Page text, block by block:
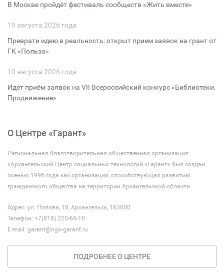
В Москве пройдёт фестиваль сообществ «Жить вместе»
10 августа 2026 года
Преврати идею в реальность: открыт прием заявок на грант от
ГК «Польза»
10 августа 2026 года
Идет приём заявок на VII Всероссийский конкурс «Библиотеки.
Продвижение»
О Центре «Гарант»
Региональная благотворительная общественная организация
«Архангельский Центр социальных технологий «Гарант» был создан
осенью 1996 года как организация, способствующая развитию
гражданского общества на территории Архангельской области
Адрес: ул. Попова, 18, Архангельск, 163000
Телефон: +7(818) 220-65-10
E-mail: garant@ngo-garant.ru
ПОДРОБНЕЕ О ЦЕНТРЕ